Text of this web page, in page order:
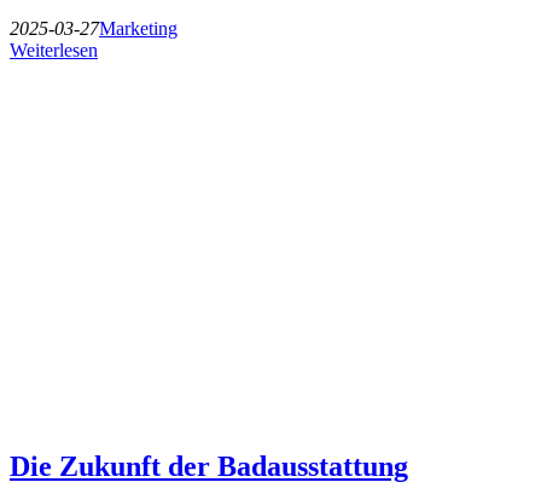
2025-03-27Marketing
Weiterlesen
Die Zukunft der Badausstattung